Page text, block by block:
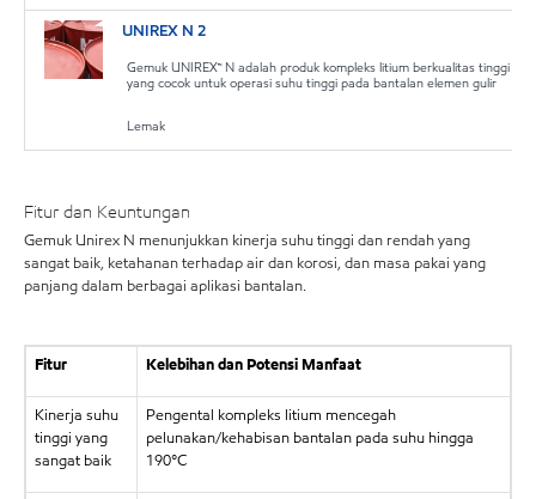
UNIREX N 2
Gemuk UNIREX™ N adalah produk kompleks litium berkualitas tinggi
yang cocok untuk operasi suhu tinggi pada bantalan elemen gulir
Lemak
Fitur dan Keuntungan
Gemuk Unirex N menunjukkan kinerja suhu tinggi dan rendah yang
sangat baik, ketahanan terhadap air dan korosi, dan masa pakai yang
panjang dalam berbagai aplikasi bantalan.
Fitur Kelebihan dan Potensi Manfaat
Kinerja suhu
tinggi yang
sangat baik
Pengental kompleks litium mencegah
pelunakan/kehabisan bantalan pada suhu hingga
190°C